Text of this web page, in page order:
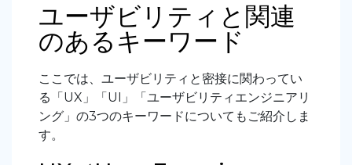
ユーザビリティと関連
のあるキーワード
ここでは、ユーザビリティと密接に関わってい
る「UX」「UI」「ユーザビリティエンジニアリ
ング」の3つのキーワードについてもご紹介しま
す。